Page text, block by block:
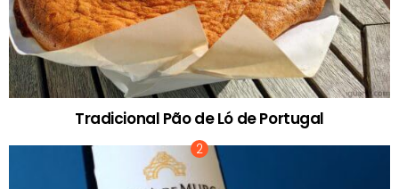
Tradicional Pão de Ló de Portugal